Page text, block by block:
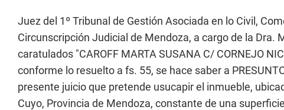
Juez del 1º Tribunal de Gestión Asociada en lo Civil,
Circunscripción Judicial de Mendoza, a cargo de la Dra.
caratulados "CAROFF MARTA SUSANA C/ CORNEJO
conforme lo resuelto a fs. 55, se hace saber a
presente juicio que pretende usucapir el inmueble,
Cuyo, Provincia de Mendoza, constante de una